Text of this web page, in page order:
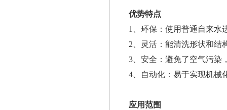
优势特点
1、环保：使用普通自来水
2、灵活：能清洗形状和结
3、安全：避免了空气污染
4、自动化：易于实现机械
应用范围